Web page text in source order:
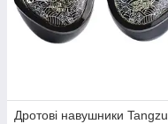
Дротові навушники Tangzu